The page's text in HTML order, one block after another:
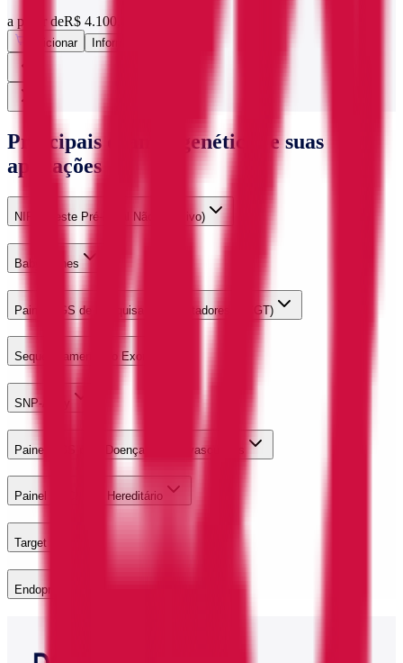
a partir deR$ 4.100,00
Adicionar Informações
Principais exames genéticos e suas
aplicações
NIPT (Teste Pré-Natal Não Invasivo)
Baby Genes
Painel NGS de Pesquisa para Portadores (PCGT)
Sequenciamento do Exoma
SNP-Array
Painel NGS para Doenças Cardiovasculares
Painel de Câncer Hereditário
Target One
Endopredict